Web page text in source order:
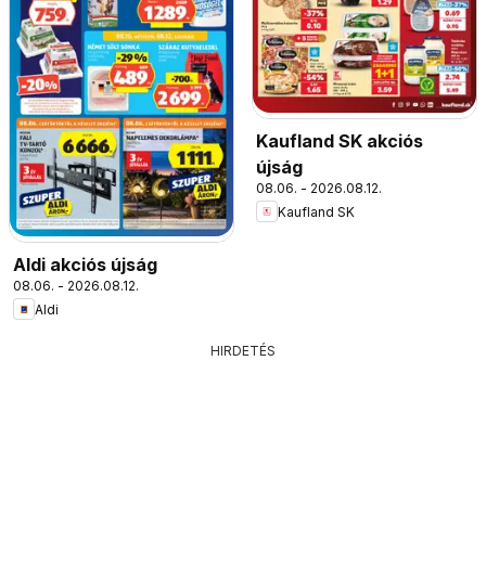
Aldi akciós újság
08.06. - 2026.08.12.
Aldi
Kaufland SK akciós
újság
08.06. - 2026.08.12.
Kaufland SK
HIRDETÉS